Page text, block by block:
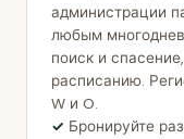
администрации
любым
поиск и
расписанию.
W и O.
Бронируйте